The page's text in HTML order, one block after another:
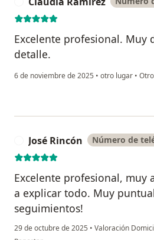
Excelente profesional. Muy
detalle.
6 de noviembre de 2025 • otro lugar • Otro
José Rincón Número de
Excelente profesional, muy
a explicar todo. Muy
seguimientos!
29 de octubre de 2025 • Valoración
en opinión del usuario José Rincón